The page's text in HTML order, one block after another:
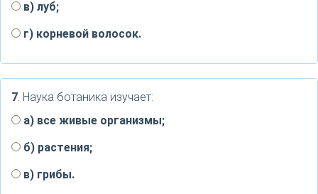
в) луб;
г) корневой волосок.
7. Наука ботаника изучает:
a) все живые организмы;
б) растения;
в) грибы.